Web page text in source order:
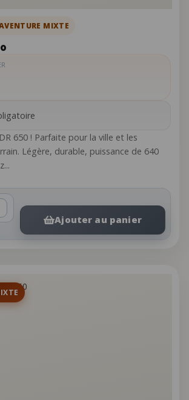
MIXTE
650 ! Parfaite pour la ville et les
Légère, durable, puissance de 640
Ajouter au panier